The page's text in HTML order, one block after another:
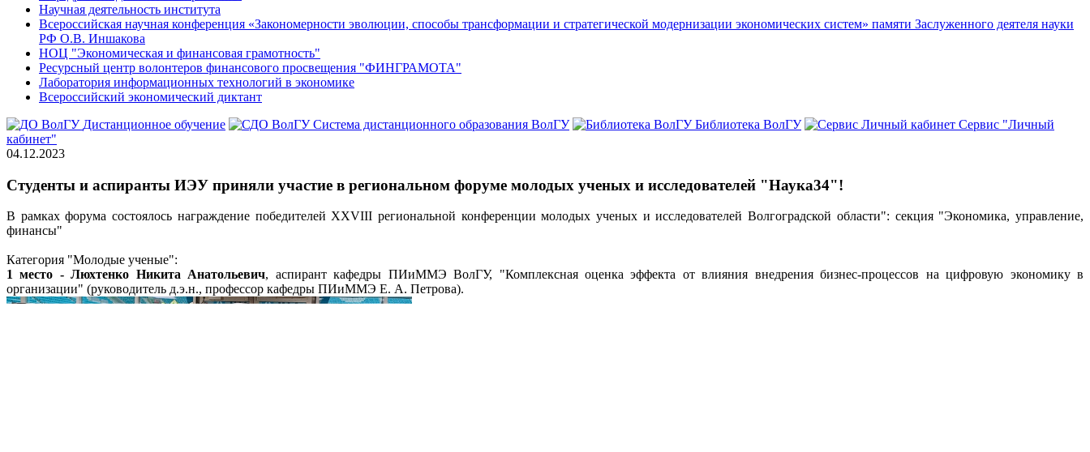
Научная деятельность института
Всероссийская научная конференция «Закономерности эволюции, способы трансформации и стратегической модернизации экономических систем» памяти Заслуженного деятеля науки
РФ О.В. Иншакова
НОЦ "Экономическая и финансовая грамотность"
Ресурсный центр волонтеров финансового просвещения "ФИНГРАМОТА"
Лаборатория информационных технологий в экономике
Всероссийский экономический диктант
Дистанционное обучение
Система дистанционного образования ВолГУ Библиотека ВолГУ
Сервис "Личный
кабинет"
04.12.2023
Студенты и аспиранты ИЭУ приняли участие в региональном форуме молодых ученых и исследователей "Наука34"!
В рамках форума состоялось награждение победителей XXVIII региональной конференции молодых ученых и исследователей Волгоградской области": секция "Экономика, управление,
финансы"
Категория "Молодые ученые":
1 место - Люхтенко Никита Анатольевич, аспирант кафедры ПИиММЭ ВолГУ, "Комплексная оценка эффекта от влияния внедрения бизнес-процессов на цифровую экономику в
организации" (руководитель д.э.н., профессор кафедры ПИиММЭ Е. А. Петрова).